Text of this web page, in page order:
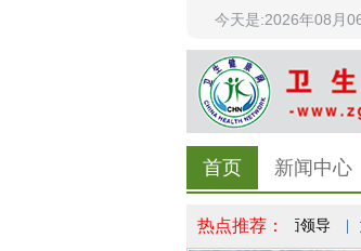
今天是:2026年08月
首页 新闻中心
热点推荐：
加强党对卫生与健康工作的全面领导 |